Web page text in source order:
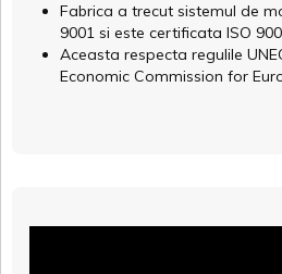
Fabrica a trecut sistemul de
9001 si este certificata ISO
Aceasta respecta regulile
Economic Commission for